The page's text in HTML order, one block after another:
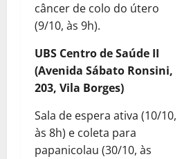
câncer de colo do útero
(9/10, às 9h).
UBS Centro de Saúde II
(Avenida Sábato Ronsini,
203, Vila Borges)
Sala de espera ativa (10/10,
às 8h) e coleta para
papanicolau (30/10, às